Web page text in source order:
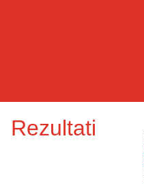
Rezultati